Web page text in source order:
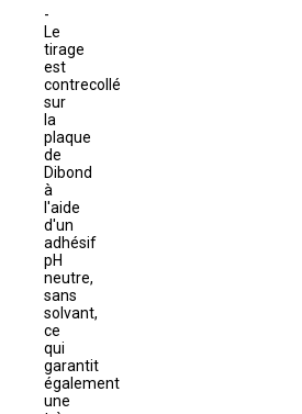
Le
tirage
est
contrecollé
sur
la
plaque
de
Dibond
à
l'aide
d'un
adhésif
pH
neutre,
sans
solvant,
ce
qui
garantit
également
une